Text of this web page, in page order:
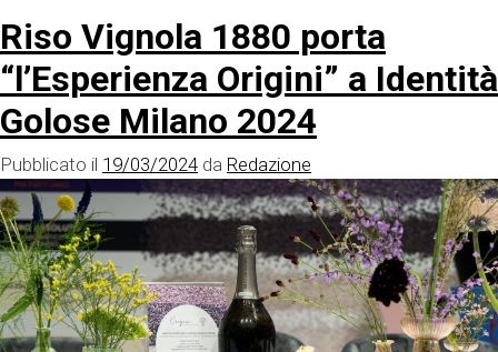
Riso Vignola 1880 porta
“l’Esperienza Origini” a Identità
Golose Milano 2024
Pubblicato il 19/03/2024 da Redazione